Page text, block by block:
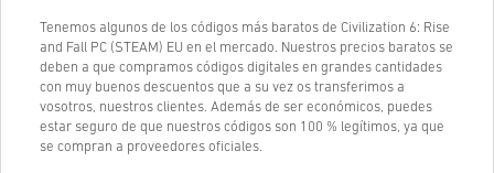
Tenemos algunos de los códigos más baratos de Civilization 6: Rise
and Fall PC (STEAM) EU en el mercado. Nuestros precios baratos se
deben a que compramos códigos digitales en grandes cantidades
con muy buenos descuentos que a su vez os transferimos a
vosotros, nuestros clientes. Además de ser económicos, puedes
estar seguro de que nuestros códigos son 100 % legítimos, ya que
se compran a proveedores oficiales.